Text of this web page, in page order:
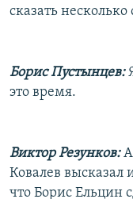
сказать несколько
Борис Пустынцев:
это время.
Виктор Резунков:А
Ковалев высказал
что Борис Ельцин